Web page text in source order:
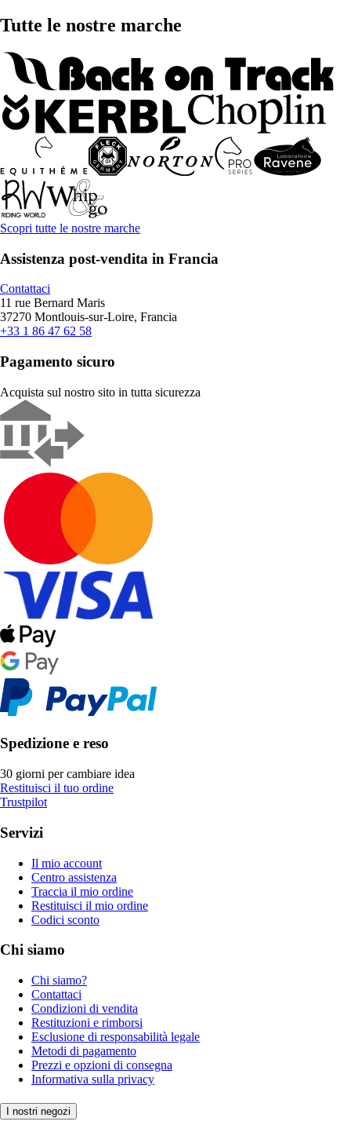
Tutte le nostre marche
Scopri tutte le nostre marche
Assistenza post-vendita in Francia
Contattaci
11 rue Bernard Maris
37270 Montlouis-sur-Loire, Francia
+33 1 86 47 62 58
Pagamento sicuro
Acquista sul nostro sito in tutta sicurezza
Spedizione e reso
30 giorni per cambiare idea
Restituisci il tuo ordine
Trustpilot
Servizi
Il mio account
Centro assistenza
Traccia il mio ordine
Restituisci il mio ordine
Codici sconto
Chi siamo
Chi siamo?
Contattaci
Condizioni di vendita
Restituzioni e rimborsi
Esclusione di responsabilità legale
Metodi di pagamento
Prezzi e opzioni di consegna
Informativa sulla privacy
I nostri negozi